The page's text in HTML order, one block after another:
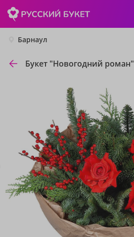
Барнаул
Букет "Новогодний роман"